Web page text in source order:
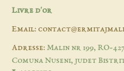
Livre d'or
Email:
Adresse: Malin nr 199, RO-
Comuna Nuseni, judet